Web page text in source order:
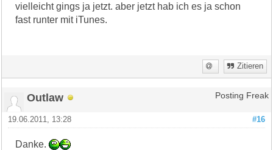
vielleicht gings ja jetzt. aber jetzt hab ich es ja schon
fast runter mit iTunes.
Zitieren
Outlaw Posting Freak
#16
19.06.2011, 13:28
Danke.